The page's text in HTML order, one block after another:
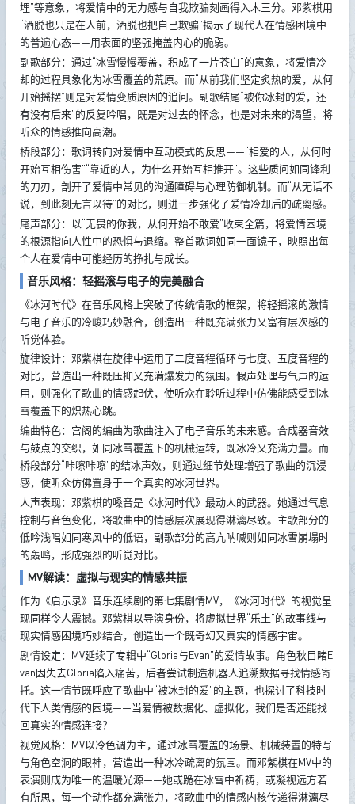
埋”等意象，将爱情中的无力感与自我欺骗刻画得入木三分。邓紫棋用
“洒脱也只是在人前，洒脱也把自己欺骗”揭示了现代人在情感困境中
的普遍心态——用表面的坚强掩盖内心的脆弱。
副歌部分：通过“冰雪慢慢覆盖，积成了一片苍白”的意象，将爱情冷
却的过程具象化为冰雪覆盖的荒原。而“从前我们坚定炙热的爱，从何
开始摇摆”则是对爱情变质原因的追问。副歌结尾“被你冰封的爱，还
有没有后来”的反复吟唱，既是对过去的怀念，也是对未来的渴望，将
听众的情感推向高潮。
桥段部分：歌词转向对爱情中互动模式的反思——“相爱的人，从何时
开始互相伤害”“靠近的人，为什么开始互相推开”。这些质问如同锋利
的刀刃，剖开了爱情中常见的沟通障碍与心理防御机制。而“从无话不
说，到此刻无言以待”的对比，则进一步强化了爱情冷却后的疏离感。
尾声部分：以“无畏的你我，从何开始不敢爱”收束全篇，将爱情困境
的根源指向人性中的恐惧与退缩。整首歌词如同一面镜子，映照出每
个人在爱情中可能经历的挣扎与成长。
音乐风格：轻摇滚与电子的完美融合
《冰河时代》在音乐风格上突破了传统情歌的框架，将轻摇滚的激情
与电子音乐的冷峻巧妙融合，创造出一种既充满张力又富有层次感的
听觉体验。
旋律设计：邓紫棋在旋律中运用了二度音程循环与七度、五度音程的
对比，营造出一种既压抑又充满爆发力的氛围。假声处理与气声的运
用，则强化了歌曲的情感起伏，使听众在聆听过程中仿佛能感受到冰
雪覆盖下的炽热心跳。
编曲特色：宫阁的编曲为歌曲注入了电子音乐的未来感。合成器音效
与鼓点的交织，如同冰雪覆盖下的机械运转，既冰冷又充满力量。而
桥段部分“咔嚓咔嚓”的结冰声效，则通过细节处理增强了歌曲的沉浸
感，使听众仿佛置身于一个真实的冰河世界。
人声表现：邓紫棋的嗓音是《冰河时代》最动人的武器。她通过气息
控制与音色变化，将歌曲中的情感层次展现得淋漓尽致。主歌部分的
低吟浅唱如同寒风中的低语，副歌部分的高亢呐喊则如同冰雪崩塌时
的轰鸣，形成强烈的听觉对比。
MV解读：虚拟与现实的情感共振
作为《启示录》音乐连续剧的第七集剧情MV，《冰河时代》的视觉呈
现同样令人震撼。邓紫棋以导演身份，将虚拟世界“乐土”的故事线与
现实情感困境巧妙结合，创造出一个既奇幻又真实的情感宇宙。
剧情设定：MV延续了专辑中“Gloria与Evan”的爱情故事。角色秋目睹E
van因失去Gloria陷入痛苦，后者尝试制造机器人追溯数据寻找情感寄
托。这一情节既呼应了歌曲中“被冰封的爱”的主题，也探讨了科技时
代下人类情感的困境——当爱情被数据化、虚拟化，我们是否还能找
回真实的情感连接？
视觉风格：MV以冷色调为主，通过冰雪覆盖的场景、机械装置的特写
与角色空洞的眼神，营造出一种冰冷疏离的氛围。而邓紫棋在MV中的
表演则成为唯一的温暖光源——她或跪在冰雪中祈祷，或凝视远方若
有所思，每一个动作都充满张力，将歌曲中的情感内核传递得淋漓尽